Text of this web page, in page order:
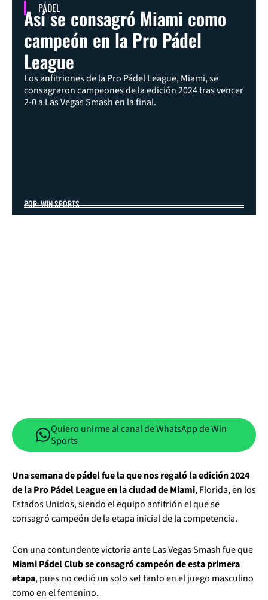
PÁDEL
Así se consagró Miami como
campeón en la Pro Pádel
League
Los anfitriones de la Pro Pádel League, Miami, se
consagraron campeones de la edición 2024 tras vencer
2-0 a Las Vegas Smash en la final.
POR: WIN SPORTS
Quiero unirme al canal de WhatsApp de Win
Sports
Una semana de pádel fue la que nos regaló la edición 2024
de la Pro Pádel League en la ciudad de Miami, Florida, en los
Estados Unidos, siendo el equipo anfitrión el que se
consagró campeón de la etapa inicial de la competencia.
Con una contundente victoria ante Las Vegas Smash fue que
Miami Pádel Club se consagró campeón de esta primera
etapa, pues no cedió un solo set tanto en el juego masculino
como en el femenino.